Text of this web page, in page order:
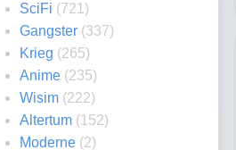
SciFi (721)
Gangster (337)
Krieg (265)
Anime (235)
Wisim (222)
Altertum (152)
Moderne (2)